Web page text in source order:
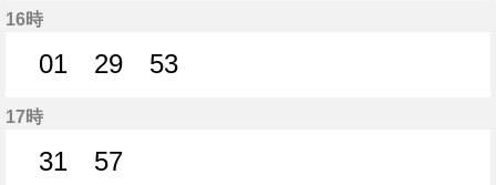
16時
01
29
53
17時
31
57